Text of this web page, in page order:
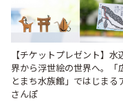
【チケットプレゼント】水
界から浮世絵の世界へ。「
とまち水族館」ではじまる
さんぽ